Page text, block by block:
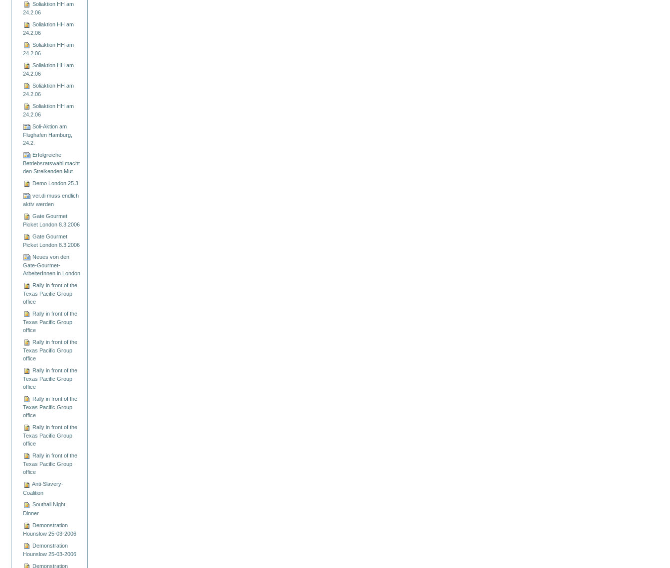
Soliaktion HH am
24.2.06
Soliaktion HH am
24.2.06
Soliaktion HH am
24.2.06
Soliaktion HH am
24.2.06
Soliaktion HH am
24.2.06
Soliaktion HH am
24.2.06
Soli-Aktion am
Flughafen Hamburg,
24.2.
Erfolgreiche
Betriebsratswahl macht
den Streikenden Mut
Demo London 25.3.
ver.di muss endlich
aktiv werden
Gate Gourmet
Picket London 8.3.2006
Gate Gourmet
Picket London 8.3.2006
Neues von den
Gate-Gourmet-
ArbeiterInnen in London
Rally in front of the
Texas Pacific Group
office
Rally in front of the
Texas Pacific Group
office
Rally in front of the
Texas Pacific Group
office
Rally in front of the
Texas Pacific Group
office
Rally in front of the
Texas Pacific Group
office
Rally in front of the
Texas Pacific Group
office
Rally in front of the
Texas Pacific Group
office
Anti-Slavery-
Coalition
Southall Night
Dinner
Demonstration
Hounslow 25-03-2006
Demonstration
Hounslow 25-03-2006
Demonstration